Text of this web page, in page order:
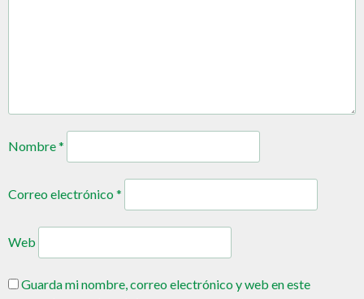
Nombre*
Correo electrónico*
Web
Guarda mi nombre, correo electrónico y web en este